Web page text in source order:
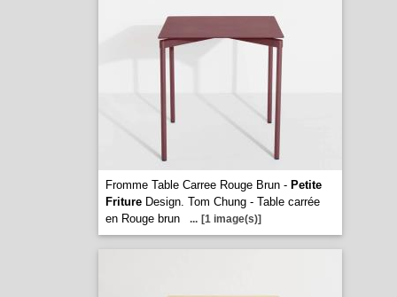
Fromme Table Carree Rouge Brun - Petite
FritureDesign. Tom Chung - Table carrée
en Rouge brun
... [1 image(s)]